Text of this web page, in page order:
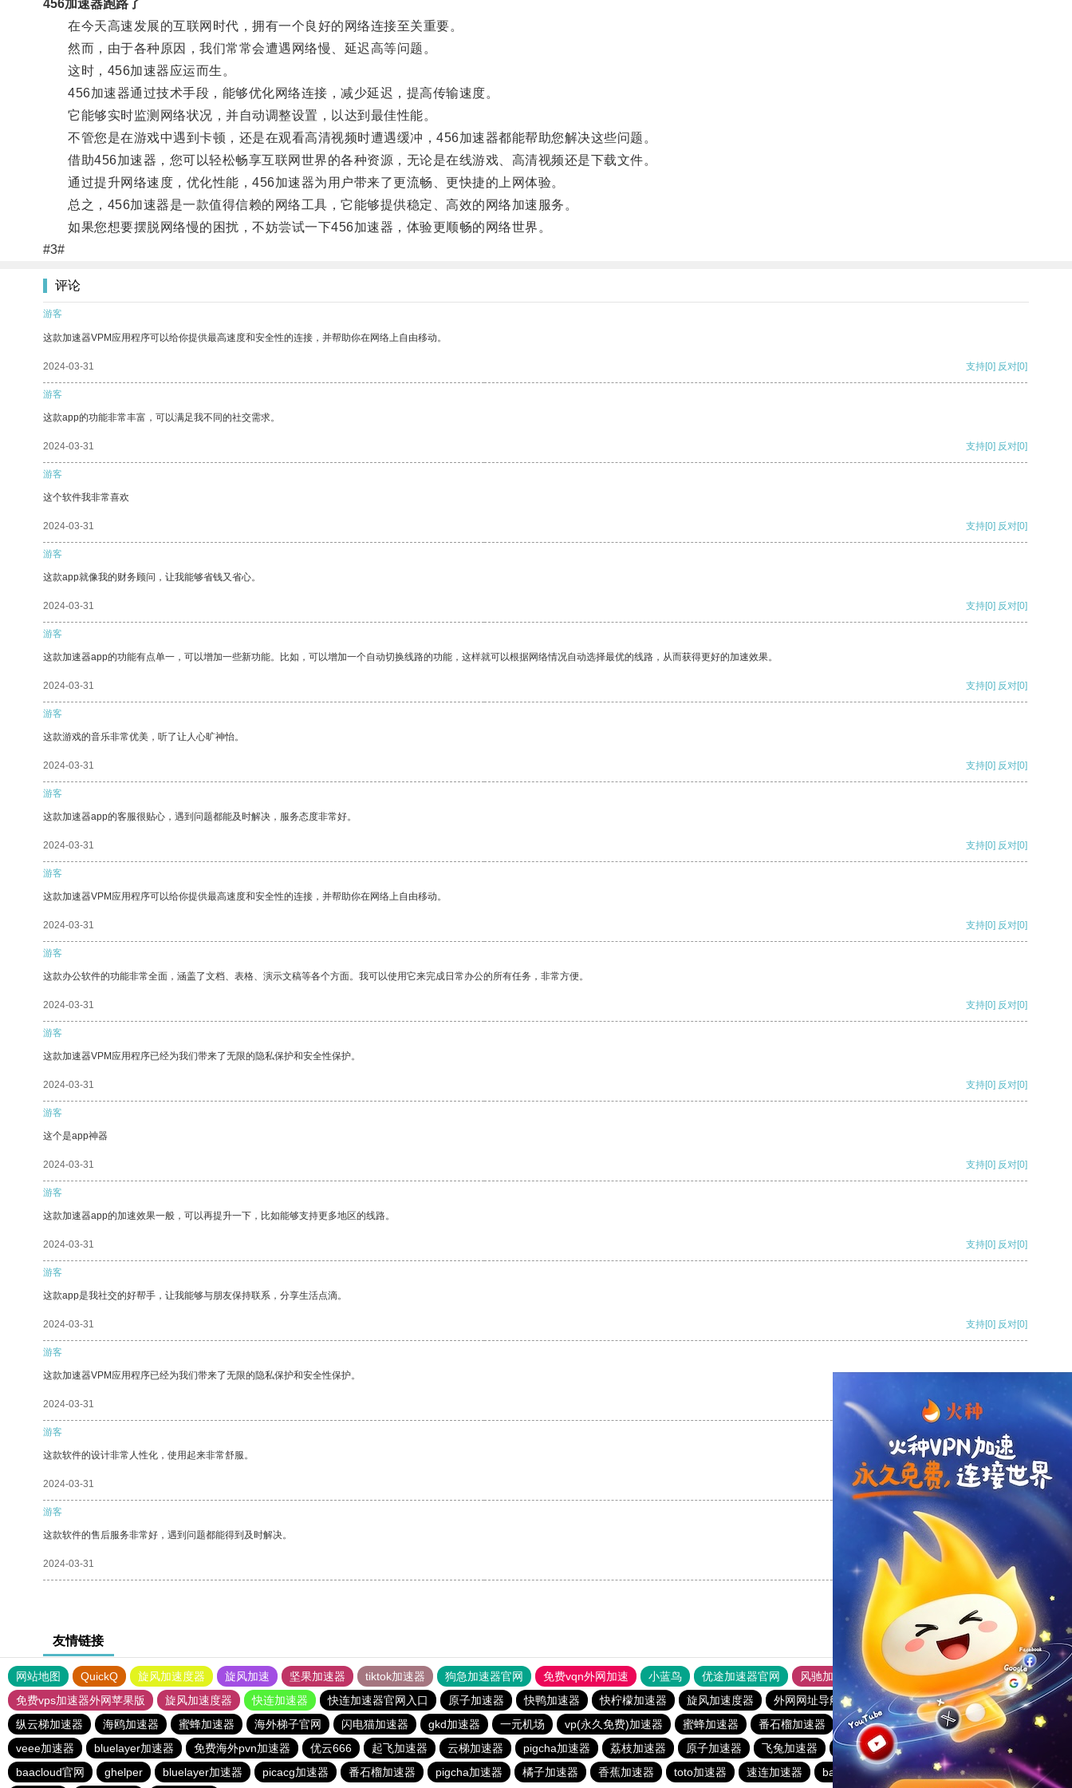
456加速器跑路了
在今天高速发展的互联网时代，拥有一个良好的网络连接至关重要。
然而，由于各种原因，我们常常会遭遇网络慢、延迟高等问题。
这时，456加速器应运而生。
456加速器通过技术手段，能够优化网络连接，减少延迟，提高传输速度。
它能够实时监测网络状况，并自动调整设置，以达到最佳性能。
不管您是在游戏中遇到卡顿，还是在观看高清视频时遭遇缓冲，456加速器都能帮助您解决这些问题。
借助456加速器，您可以轻松畅享互联网世界的各种资源，无论是在线游戏、高清视频还是下载文件。
通过提升网络速度，优化性能，456加速器为用户带来了更流畅、更快捷的上网体验。
总之，456加速器是一款值得信赖的网络工具，它能够提供稳定、高效的网络加速服务。
如果您想要摆脱网络慢的困扰，不妨尝试一下456加速器，体验更顺畅的网络世界。
#3#
评论
游客
这款加速器VPM应用程序可以给你提供最高速度和安全性的连接，并帮助你在网络上自由移动。
2024-03-31 支持[0] 反对[0]
游客
这款app的功能非常丰富，可以满足我不同的社交需求。
2024-03-31 支持[0] 反对[0]
游客
这个软件我非常喜欢
2024-03-31 支持[0] 反对[0]
游客
这款app就像我的财务顾问，让我能够省钱又省心。
2024-03-31 支持[0] 反对[0]
游客
这款加速器app的功能有点单一，可以增加一些新功能。比如，可以增加一个自动切换线路的功能，这样就可以根据网络情况自动选择最优的线路，从而获得更好的加速效果。
2024-03-31 支持[0] 反对[0]
游客
这款游戏的音乐非常优美，听了让人心旷神怡。
2024-03-31 支持[0] 反对[0]
游客
这款加速器app的客服很贴心，遇到问题都能及时解决，服务态度非常好。
2024-03-31 支持[0] 反对[0]
游客
这款加速器VPM应用程序可以给你提供最高速度和安全性的连接，并帮助你在网络上自由移动。
2024-03-31 支持[0] 反对[0]
游客
这款办公软件的功能非常全面，涵盖了文档、表格、演示文稿等各个方面。我可以使用它来完成日常办公的所有任务，非常方便。
2024-03-31 支持[0] 反对[0]
游客
这款加速器VPM应用程序已经为我们带来了无限的隐私保护和安全性保护。
2024-03-31 支持[0] 反对[0]
游客
这个是app神器
2024-03-31 支持[0] 反对[0]
游客
这款加速器app的加速效果一般，可以再提升一下，比如能够支持更多地区的线路。
2024-03-31 支持[0] 反对[0]
游客
这款app是我社交的好帮手，让我能够与朋友保持联系，分享生活点滴。
2024-03-31 支持[0] 反对[0]
游客
这款加速器VPM应用程序已经为我们带来了无限的隐私保护和安全性保护。
2024-03-31 支持
游客
这款软件的设计非常人性化，使用起来非常舒服。
2024-03-31 支持[0] 反对[0]
游客
这款软件的售后服务非常好，遇到问题都能得到及时解决。
2024-03-31 支持[0] 反对[0]
友情链接
网站地图 QuickQ 旋风加速度器 旋风加速 坚果加速器 tiktok加速器 狗急加速器官网 免费vqn外网加速 小蓝鸟 优途加速器官网 风驰加速器
旋风加速器
免费vps加速器外网苹果版
旋风加速度器 快连加速器 快连加速器官网入口 原子加速器 快鸭加速器 快柠檬加速器 旋风加速度器 外网网址导航 软件中心
hammer加速器
纵云梯加速器
海鸥加速器 蜜蜂加速器 海外梯子官网 闪电猫加速器 gkd加速器 一元机场 vp(永久免费)加速器 蜜蜂加速器 番石榴加速器 蚂蚁加速器
点点加速器
veee加速器
bluelayer加速器 免费海外pvn加速器 优云666 起飞加速器 云梯加速器 pigcha加速器 荔枝加速器 原子加速器 飞兔加速器 月兔加速器
香蕉加速器
baacloud官网
ghelper bluelayer加速器 picacg加速器 番石榴加速器 pigcha加速器 橘子加速器 香蕉加速器 toto加速器 速连加速器 baacloud官网 veee加速器 白鲸加速器